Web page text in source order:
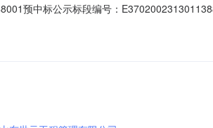
预中标公示标段编号：
系电话：18669811019工程地址：莱